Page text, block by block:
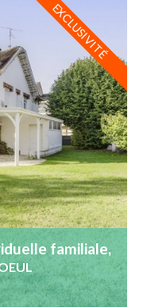
EXCLUSIVITÉ
familiale,